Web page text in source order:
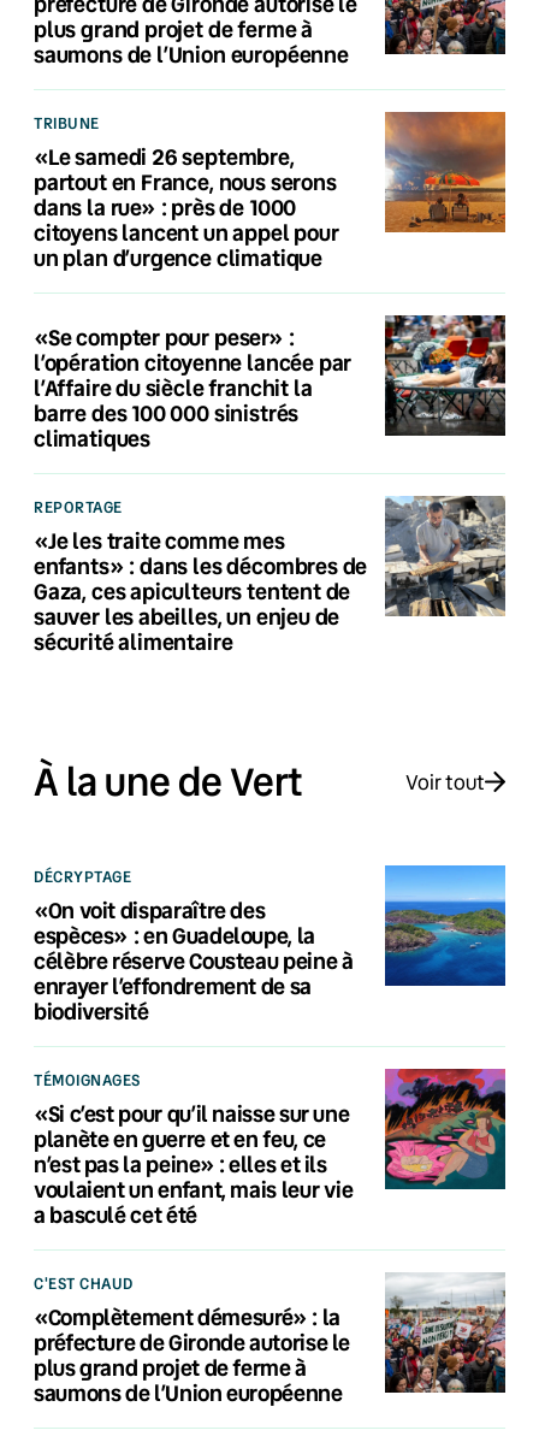
plus grand projet de ferme à
saumons de l’Union européenne
TRIBUNE
«Le samedi 26 septembre,
partout en France, nous serons
dans la rue» : près de 1000
citoyens lancent un appel pour
un plan d’urgence climatique
«Se compter pour peser» :
l’opération citoyenne lancée par
l’Affaire du siècle franchit la
barre des 100 000 sinistrés
climatiques
REPORTAGE
«Je les traite comme mes
enfants» : dans les décombres de
Gaza, ces apiculteurs tentent de
sauver les abeilles, un enjeu de
sécurité alimentaire
À la une de Vert Voir tout
DÉCRYPTAGE
«On voit disparaître des
espèces» : en Guadeloupe, la
célèbre réserve Cousteau peine à
enrayer l’effondrement de sa
biodiversité
TÉMOIGNAGES
«Si c’est pour qu’il naisse sur une
planète en guerre et en feu, ce
n’est pas la peine» : elles et ils
voulaient un enfant, mais leur vie
a basculé cet été
C'EST CHAUD
«Complètement démesuré» : la
préfecture de Gironde autorise le
plus grand projet de ferme à
saumons de l’Union européenne